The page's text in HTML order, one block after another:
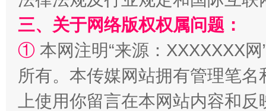
三、关于网络版权权属问题：
① 本网注明“来源：XXXXXXX
所有。本传媒网站拥有管理笔
上使用你留言在本网站内容和